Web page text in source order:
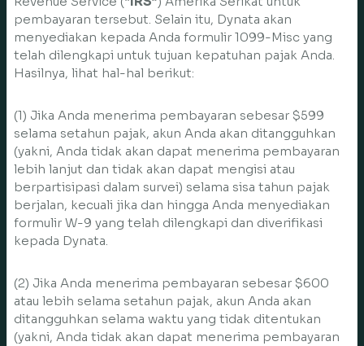
pembayaran tersebut. Selain itu, Dynata akan
menyediakan kepada Anda formulir 1099-Misc yang
telah dilengkapi untuk tujuan kepatuhan pajak Anda.
Hasilnya, lihat hal-hal berikut:
(1) Jika Anda menerima pembayaran sebesar $599
selama setahun pajak, akun Anda akan ditangguhkan
(yakni, Anda tidak akan dapat menerima pembayaran
lebih lanjut dan tidak akan dapat mengisi atau
berpartisipasi dalam survei) selama sisa tahun pajak
berjalan, kecuali jika dan hingga Anda menyediakan
formulir W-9 yang telah dilengkapi dan diverifikasi
kepada Dynata.
(2) Jika Anda menerima pembayaran sebesar $600
atau lebih selama setahun pajak, akun Anda akan
ditangguhkan selama waktu yang tidak ditentukan
(yakni, Anda tidak akan dapat menerima pembayaran